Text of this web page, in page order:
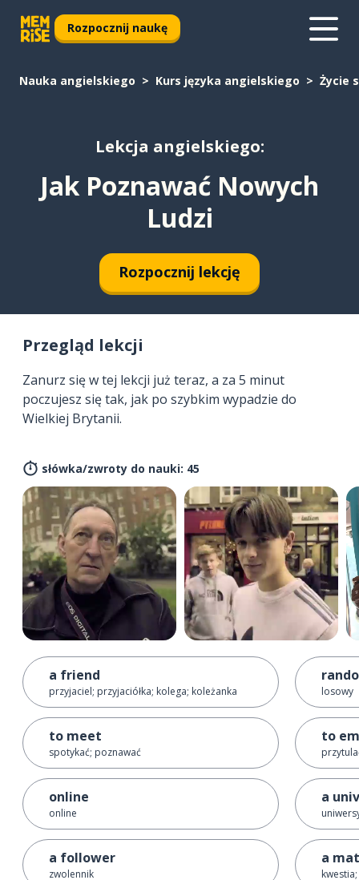
Rozpocznij naukę
Nauka angielskiego Kurs języka angielskiego Życie
Lekcja angielskiego:
Jak Poznawać Nowych
Ludzi
Rozpocznij lekcję
Przegląd lekcji
Zanurz się w tej lekcji już teraz, a za 5 minut
poczujesz się tak, jak po szybkim wypadzie do
Wielkiej Brytanii.
słówka/zwroty do nauki: 45
a friend
przyjaciel; przyjaciółka; kolega; koleżanka
to meet
spotykać; poznawać
online
online
a follower
zwolennik
losowy
to
a
a